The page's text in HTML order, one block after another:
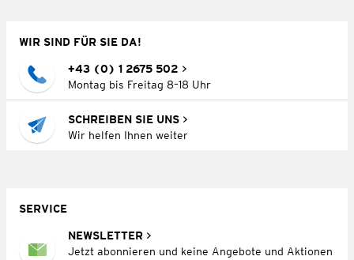
WIR SIND FÜR SIE DA!
+43 (0) 1 2675 502
Montag bis Freitag 8–18 Uhr
SCHREIBEN SIE UNS
Wir helfen Ihnen weiter
SERVICE
NEWSLETTER
Jetzt abonnieren und keine Angebote und Aktionen